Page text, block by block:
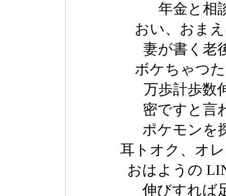
年金と相
おい、おま
妻が書く老
ボケちゃつ
万歩計歩数
密ですと言
ポケモンを
耳トオク、オ
おはようの
伸びすれば